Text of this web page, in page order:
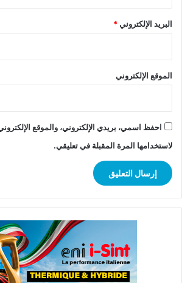
البريد الإلكتروني*
الموقع الإلكتروني
احفظ اسمي، بريدي الإلكتروني، والموقع
لاستخدامها المرة المقبلة في تعليقي.